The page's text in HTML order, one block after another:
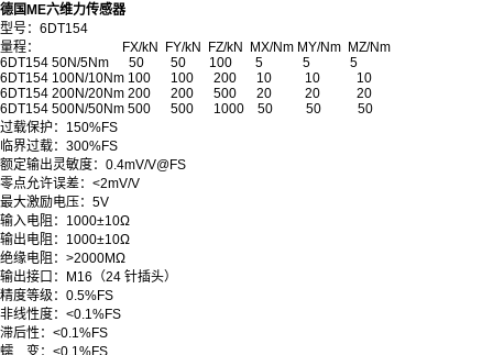
德国ME六维力传感器
型号：6DT154
量程： FX/kN FY/kN FZ/kN MX/Nm MY/Nm MZ/Nm
6DT154 50N/5Nm 50 50 100 5 5 5
6DT154 100N/10Nm 100 100 200 10 10 10
6DT154 200N/20Nm 200 200 500 20 20 20
6DT154 500N/50Nm 500 500 1000 50 50 50
过载保护 ： 150%FS
临界过载： 300%FS
额定输出灵敏度： 0.4mV/V@FS
零点允许误差： <2mV/V
最大激励电压： 5V
输入电阻 ： 1000±10Ω
输出电阻 ： 1000±10Ω
绝缘电阻 ： >2000MΩ
输出接口 ： M16（24 针插头）
精度等级 ： 0.5%FS
非线性度： <0.1%FS
滞后性 ： <0.1%FS
蠕 变 ： <0.1%FS